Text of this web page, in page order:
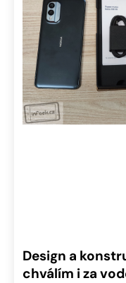
Design a
chválím i za